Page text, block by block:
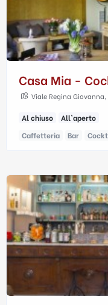
Casa Mia -
Viale Regina Giovanna,
Al chiuso
All'aperto
Caffetteria
Bar